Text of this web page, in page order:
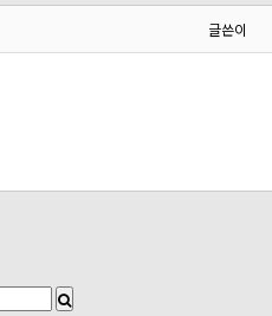
글쓴이